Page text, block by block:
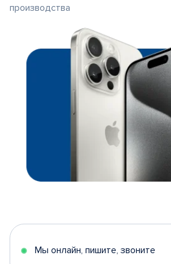
производства
Мы онлайн, пишите, звоните